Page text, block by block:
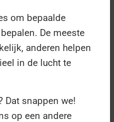
(inderdaad,
Wereld Poliodag
evenementen
Ook
om bepaalde
De meeste
anderen helpen
in de lucht te
Dat snappen we!
op een andere